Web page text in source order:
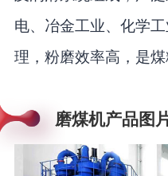
电、冶金工业、化学
理，粉磨效率高，是煤
磨煤机产品图